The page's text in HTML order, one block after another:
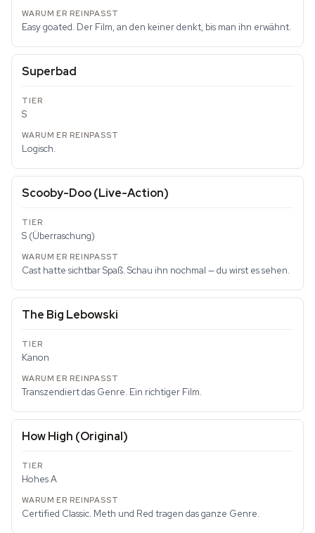
Easy goated. Der Film, an den keiner denkt, bis man ihn erwähnt.
Superbad
S
Logisch.
Scooby-Doo (Live-Action)
S (Überraschung)
Cast hatte sichtbar Spaß. Schau ihn nochmal — du wirst es sehen.
The Big Lebowski
Kanon
Transzendiert das Genre. Ein richtiger Film.
How High (Original)
Hohes A
Certified Classic. Meth und Red tragen das ganze Genre.